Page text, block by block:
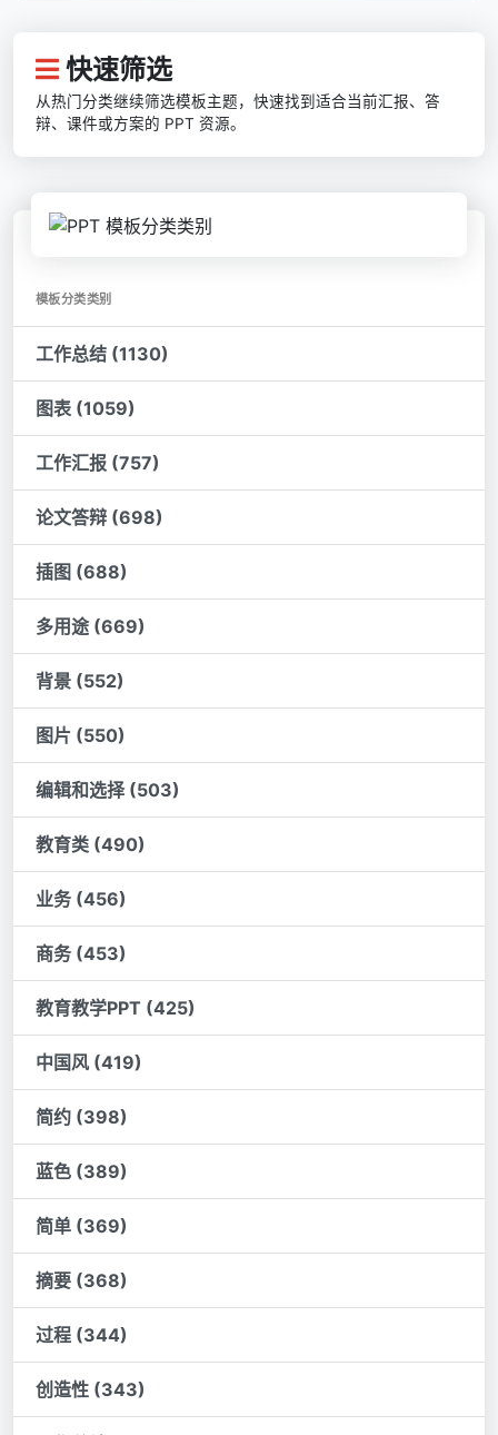
快速筛选
从热门分类继续筛选模板主题，快速找到适合当前汇报、答
辩、课件或方案的 PPT 资源。
模板分类类别
工作总结 (1130)
图表 (1059)
工作汇报 (757)
论文答辩 (698)
插图 (688)
多用途 (669)
背景 (552)
图片 (550)
编辑和选择 (503)
教育类 (490)
业务 (456)
商务 (453)
教育教学PPT (425)
中国风 (419)
简约 (398)
蓝色 (389)
简单 (369)
摘要 (368)
过程 (344)
创造性 (343)